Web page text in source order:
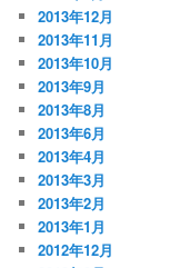
2013年12月
2013年11月
2013年10月
2013年9月
2013年8月
2013年6月
2013年4月
2013年3月
2013年2月
2013年1月
2012年12月